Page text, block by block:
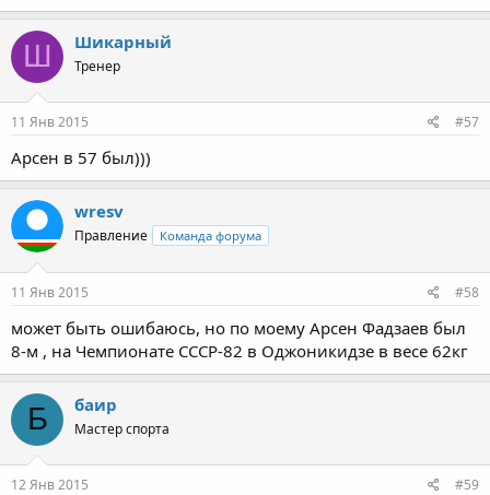
Ш Шикарный
Тренер
11 Янв 2015 #57
Арсен в 57 был)))
wresv
Правление Команда форума
11 Янв 2015 #58
может быть ошибаюсь, но по моему Арсен Фадзаев был
8-м , на Чемпионате СССР-82 в Оджоникидзе в весе 62кг
Б баир
Мастер спорта
12 Янв 2015 #59